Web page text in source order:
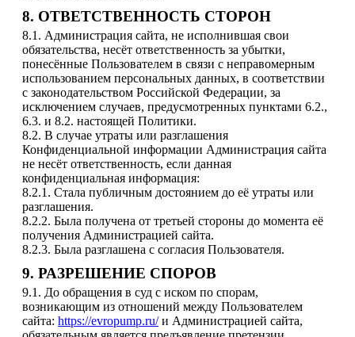
8. ОТВЕТСТВЕННОСТЬ СТОРОН
8.1. Администрация сайта, не исполнившая свои
обязательства, несёт ответственность за убытки,
понесённые Пользователем в связи с неправомерным
использованием персональных данных, в соответствии
с законодательством Российской Федерации, за
исключением случаев, предусмотренных пунктами 6.2.,
6.3. и 8.2. настоящей Политики.
8.2. В случае утраты или разглашения
Конфиденциальной информации Администрация сайта
не несёт ответственность, если данная
конфиденциальная информация:
8.2.1. Стала публичным достоянием до её утраты или
разглашения.
8.2.2. Была получена от третьей стороны до момента её
получения Администрацией сайта.
8.2.3. Была разглашена с согласия Пользователя.
9. РАЗРЕШЕНИЕ СПОРОВ
9.1. До обращения в суд с иском по спорам,
возникающим из отношений между Пользователем
cайта: https://evropump.ru/и Администрацией сайта,